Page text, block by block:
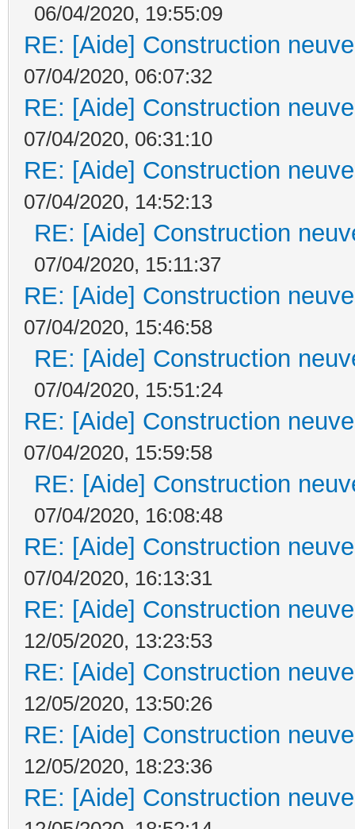
06/04/2020, 19:55:09
RE: [Aide] Construction
07/04/2020, 06:07:32
RE: [Aide] Construction
07/04/2020, 06:31:10
RE: [Aide] Construction
07/04/2020, 14:52:13
RE: [Aide] Construction
07/04/2020, 15:11:37
RE: [Aide] Construction
07/04/2020, 15:46:58
RE: [Aide] Construction
07/04/2020, 15:51:24
RE: [Aide] Construction
07/04/2020, 15:59:58
RE: [Aide] Construction
07/04/2020, 16:08:48
RE: [Aide] Construction
07/04/2020, 16:13:31
RE: [Aide] Construction
12/05/2020, 13:23:53
RE: [Aide] Construction
12/05/2020, 13:50:26
RE: [Aide] Construction
12/05/2020, 18:23:36
RE: [Aide] Construction